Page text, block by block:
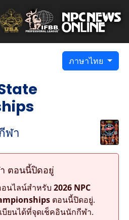
ภาษาไทย
ฬา
ตอนนี้ปิดอยู่
นไลน์สำหรับ 2026 NPC
ตอนนี้ปิดอยู่.
ยนได้ที่จุดเช็คอินนักกีฬา.